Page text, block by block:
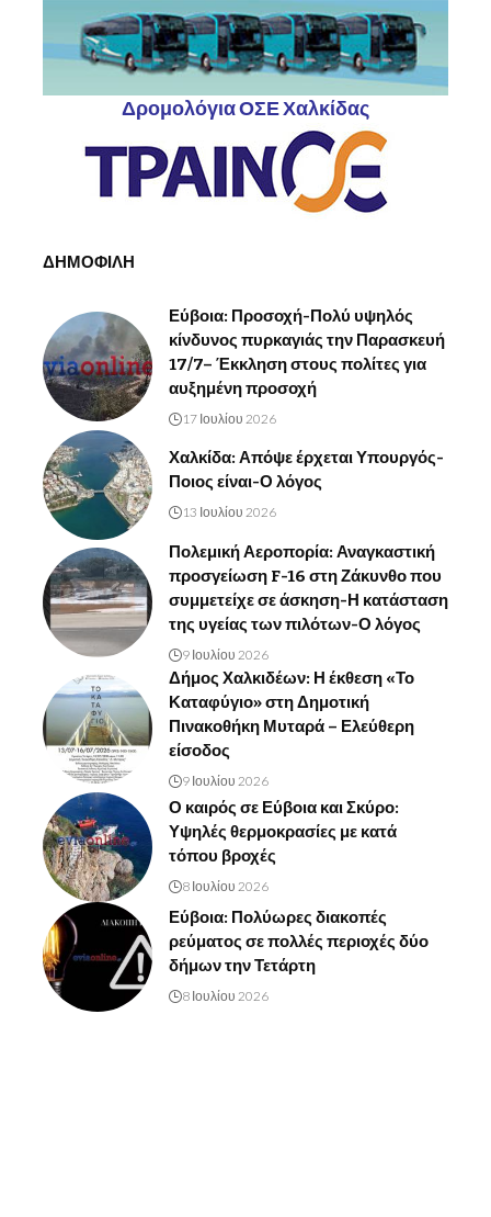
Δρομολόγια ΟΣΕ Χαλκίδας
ΔΗΜΟΦΙΛΗ
Εύβοια: Προσοχή-Πολύ υψηλός
κίνδυνος πυρκαγιάς την Παρασκευή
17/7– Έκκληση στους πολίτες για
αυξημένη προσοχή
17 Ιουλίου 2026
Χαλκίδα: Απόψε έρχεται Υπουργός-
Ποιος είναι-Ο λόγος
13 Ιουλίου 2026
Πολεμική Αεροπορία: Αναγκαστική
προσγείωση F-16 στη Ζάκυνθο που
συμμετείχε σε άσκηση-Η κατάσταση
της υγείας των πιλότων-Ο λόγος
9 Ιουλίου 2026
Δήμος Χαλκιδέων: Η έκθεση «Το
Καταφύγιο» στη Δημοτική
Πινακοθήκη Μυταρά – Ελεύθερη
είσοδος
9 Ιουλίου 2026
Ο καιρός σε Εύβοια και Σκύρο:
Υψηλές θερμοκρασίες με κατά
τόπου βροχές
8 Ιουλίου 2026
Εύβοια: Πολύωρες διακοπές
ρεύματος σε πολλές περιοχές δύο
δήμων την Τετάρτη
8 Ιουλίου 2026